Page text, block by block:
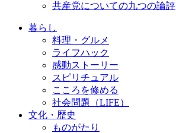
共産党についての九つの論評
暮らし
料理・グルメ
ライフハック
感動ストーリー
スピリチュアル
こころを修める
社会問題（LIFE）
文化・歴史
ものがたり